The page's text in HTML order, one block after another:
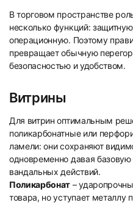
В торговом пространстве
несколько функций:
операционную. Поэтому
превращает обычную
безопасностью и удобством.
Витрины
Для витрин оптимальным
поликарбонатные или
ламели: они сохраняют
одновременно давая базовую
вандальных действий.
Поликарбонат –
товара, но уступает металлу